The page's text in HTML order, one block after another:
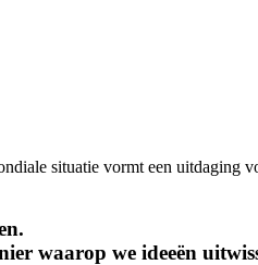
situatie vormt een uitdaging
waarop we ideeën